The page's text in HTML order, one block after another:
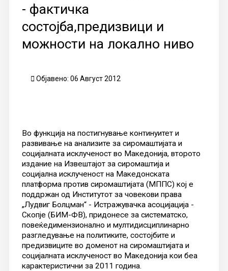
- фактичка
состојба,предизвици и
можности на локално ниво
Објавено: 06 Август 2012
Во функција на постигнување континуитет и
развивање на анализите за сиромаштијата и
социјалната исклученост во Македонија, второто
издание на Извештајот за сиромаштија и
социјална исклученост на Македонската
платформа против сиромаштијата (МППС) кој е
поддржан од Институтот за човекови права
„Лудвиг Болцман“ - Истражувачка асоцијација -
Скопје (БИМ-ФВ), придонесе за систематско,
повеќедимензионално и мултидисциплинарно
разгледување на политиките, состојбите и
предизвиците во доменот на сиромаштијата и
социјалната исклученост во Македонија кои беа
карактеристични за 2011 година.